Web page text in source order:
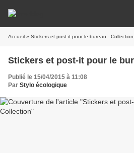
Accueil » Stickers et post-it pour le bureau - Collection
Stickers et post-it pour le
Publié le 15/04/2015 à 11:08
Par Stylo écologique